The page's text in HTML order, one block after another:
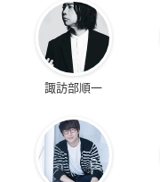
諏訪部順一